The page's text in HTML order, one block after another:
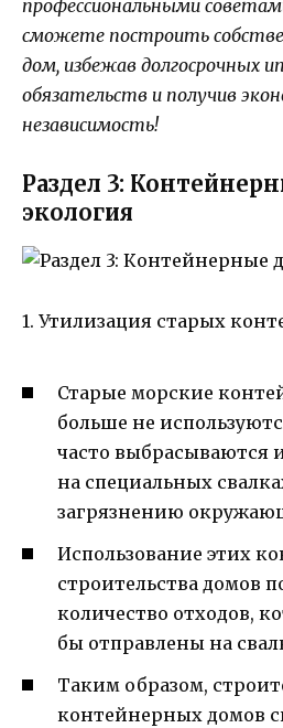
профессиональными
сможете построить
дом, избежав долгосрочных
обязательств и получив
независимость!
Раздел 3:
экология
1. Утилизация старых
Старые морские
больше не
часто выбрасываются
на специальных
загрязнению
Использование этих
строительства домов
количество отходов,
бы отправлены на
Таким образом,
контейнерных домов